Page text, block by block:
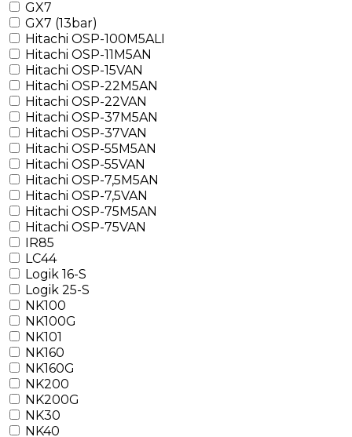
GX7
GX7 (13bar)
Hitachi OSP-100M5ALI
Hitachi OSP-11M5AN
Hitachi OSP-15VAN
Hitachi OSP-22M5AN
Hitachi OSP-22VAN
Hitachi OSP-37M5AN
Hitachi OSP-37VAN
Hitachi OSP-55M5AN
Hitachi OSP-55VAN
Hitachi OSP-7,5M5AN
Hitachi OSP-7,5VAN
Hitachi OSP-75M5AN
Hitachi OSP-75VAN
IR85
LC44
Logik 16-S
Logik 25-S
NK100
NK100G
NK101
NK160
NK160G
NK200
NK200G
NK30
NK40